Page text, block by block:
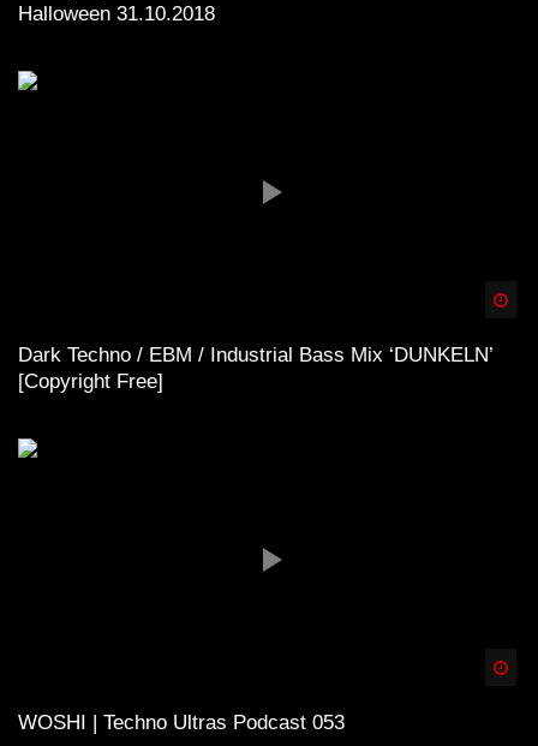
Halloween 31.10.2018
Dark Techno / EBM / Industrial Bass Mix ‘DUNKELN’
[Copyright Free]
WOSHI | Techno Ultras Podcast 053